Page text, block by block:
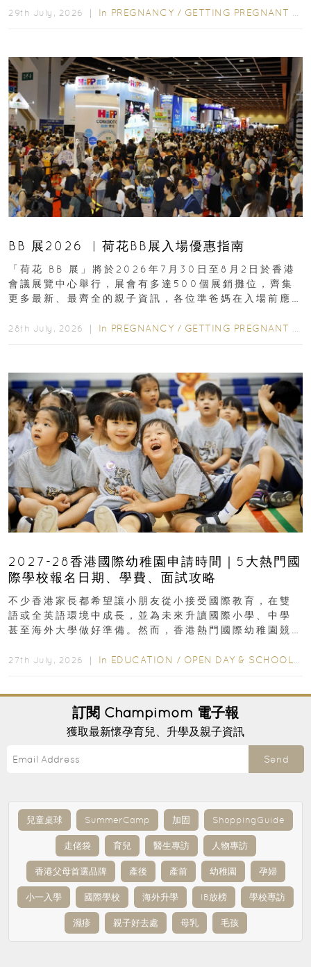
29th July, 2026 ｜ In PREGNANCY / GETTING PREGNANT
BB 展2026 ︳荷花BB展入場優惠指南
「荷花 BB 展」將於2026年7月30日至8月2日於香港
會議展覽中心舉行，展會有多達500個展銷攤位，齊集
更多最新、最齊全的親子資訊，各位準爸媽在入場前應
28th July, 2026 ｜ In PREGNANCY / GETTING PREGNANT
2027-28香港國際幼稚園申請時間｜5大熱門國
際學校報名日期、學費、面試攻略
不少香港家長都希望讓小朋友從小接受國際教育，在雙
語或全英語環境中成長，並為未來升讀國際小學、中學
甚至海外大學做好準備。然而，香港熱門國際幼稚園競
27th July, 2026 ｜ In EDUCATION / OPEN DAY & SCHOOL EVENTS
訂閱 Champimom 電子報
獲取最新懷孕育兒、升學及親子資訊
Send
兒童桌球 SummerCamp 加固 ShoppingGuide
走佬袋 育兒 醫生專訪 人物專訪
香港父母首選品牌 產後 產前 幼稚園 孕婦
小一入學 國際學校 海外升學 IB放榜 學校專訪
濕疹 親子好去處 母乳 毛孩